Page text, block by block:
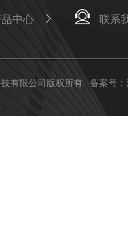
中心 联系
有限公司版权所有 备案号：